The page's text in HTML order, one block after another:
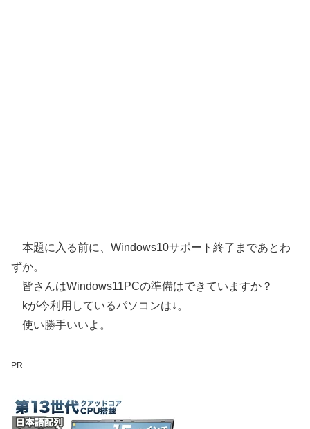
本題に入る前に、Windows10サポート終了まであとわ
ずか。
皆さんはWindows11PCの準備はできていますか？
kが今利用しているパソコンは↓。
使い勝手いいよ。
PR